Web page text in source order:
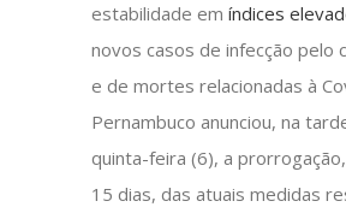
estabilidade emíndices
novos casos de infecção pelo
e de mortes relacionadas à
Pernambuco anunciou, na
quinta-feira (6), a
15 dias, das atuais medidas